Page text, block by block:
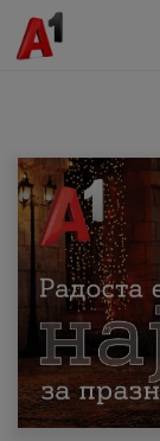
МК EN SQ
Приватни
Поддршка